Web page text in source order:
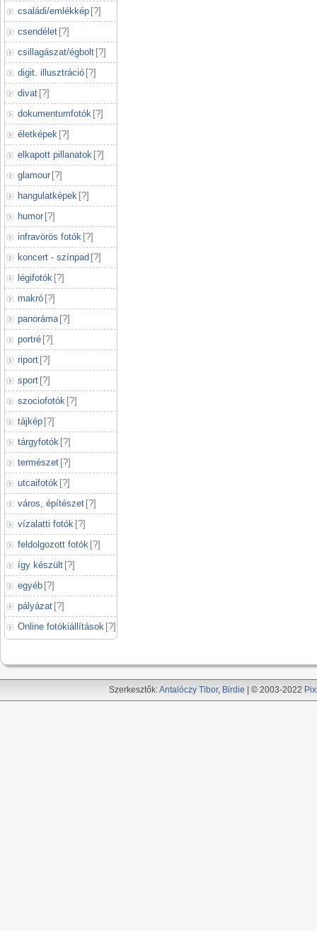
családi/emlékkép [?]
csendélet [?]
csillagászat/égbolt [?]
digit. illusztráció [?]
divat [?]
dokumentumfotók [?]
életképek [?]
elkapott pillanatok [?]
glamour [?]
hangulatképek [?]
humor [?]
infravörös fotók [?]
koncert - színpad [?]
légifotók [?]
makró [?]
panoráma [?]
portré [?]
riport [?]
sport [?]
szociofotók [?]
tájkép [?]
tárgyfotók [?]
természet [?]
utcaifotók [?]
város, építészet [?]
vízalatti fotók [?]
feldolgozott fotók [?]
így készült [?]
egyéb [?]
pályázat [?]
Online fotókiállítások [?]
Szerkesztők:Antalóczy Tibor, Birdie | © 2003-2022